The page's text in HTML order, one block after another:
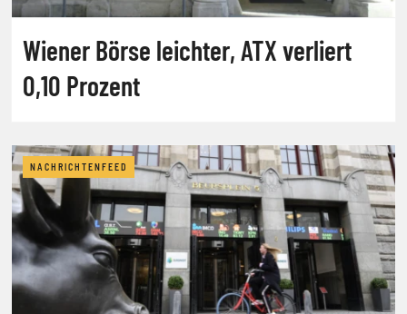
Wiener Börse leichter, ATX verliert
0,10 Prozent
NACHRICHTENFEED